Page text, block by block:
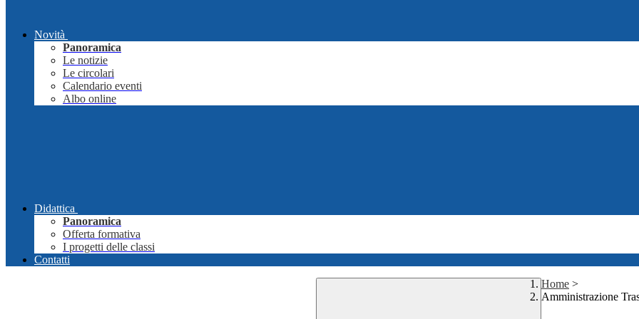
Novità
Panoramica
Le notizie
Le circolari
Calendario eventi
Albo online
Didattica
Panoramica
Offerta formativa
I progetti delle classi
Contatti
Home >
Amministrazione